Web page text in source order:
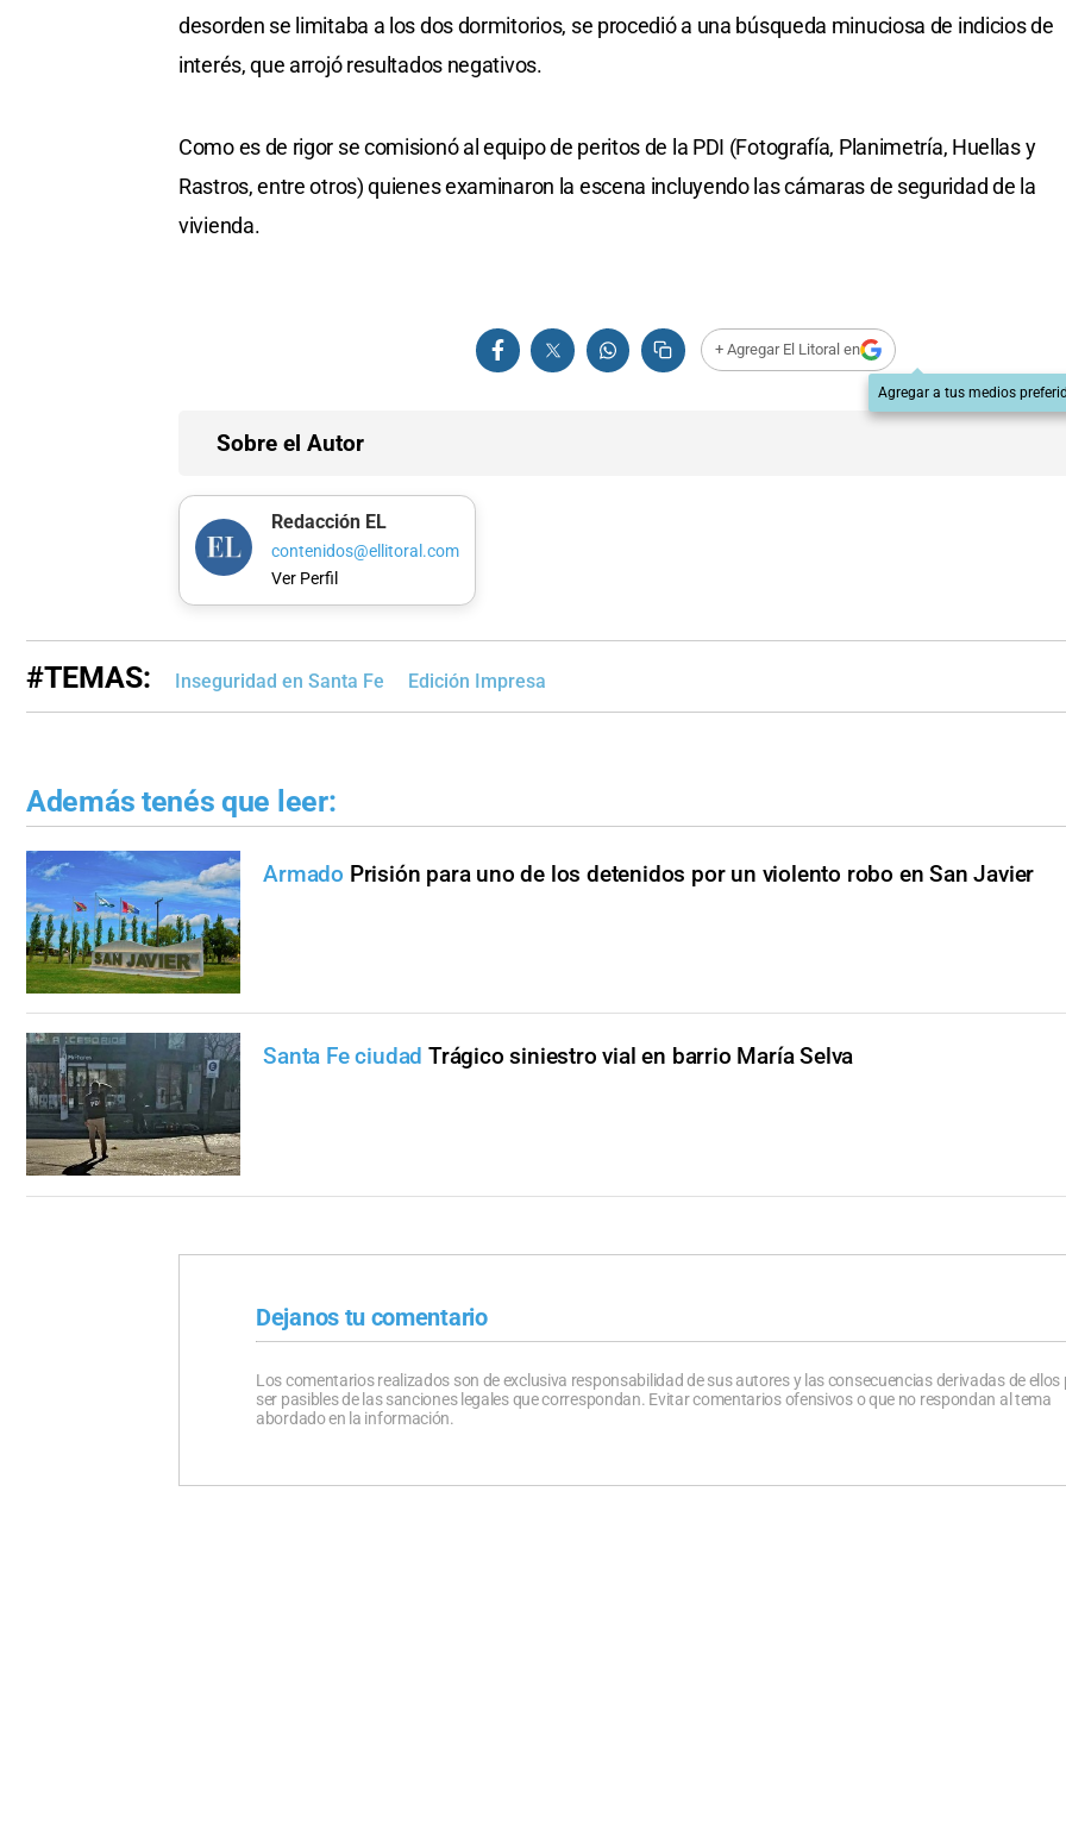
desorden se limitaba a los dos dormitorios, se procedió a una búsqueda minuciosa de indicios de
interés, que arrojó resultados negativos.
Como es de rigor se comisionó al equipo de peritos de la PDI (Fotografía, Planimetría, Huellas y
Rastros, entre otros) quienes examinaron la escena incluyendo las cámaras de seguridad de la
vivienda.
+ Agregar El Litoral en
Agregar a tus medios
Sobre el Autor
Redacción EL
contenidos@ellitoral.com
Ver Perfil
#TEMAS: Inseguridad en Santa Fe Edición Impresa
Además tenés que leer:
Armado Prisión para uno de los detenidos por un violento robo en San Javier
Santa Fe ciudad Trágico siniestro vial en barrio María Selva
Dejanos tu comentario
Los comentarios realizados son de exclusiva responsabilidad de sus autores y las consecuencias derivadas de ellos
ser pasibles de las sanciones legales que correspondan. Evitar comentarios ofensivos o que no respondan al tema
abordado en la información.